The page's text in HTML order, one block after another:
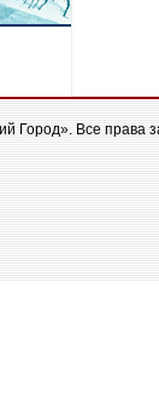
Город». Все права